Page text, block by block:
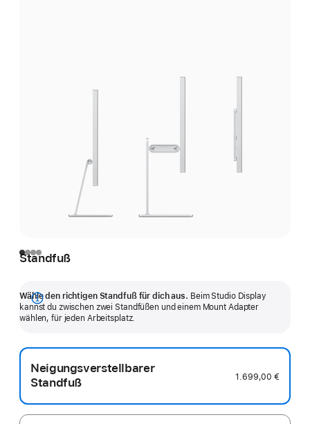
Standfuß
Wähle den richtigen Standfuß für dich aus. Beim Studio Display
kannst du zwischen zwei Stand­füßen und einem Mount Adapter
wählen, für jeden Arbeitsplatz.
Mehr
anzeigen
Neigungsverstellbarer
Standfuß
1.699,00 €